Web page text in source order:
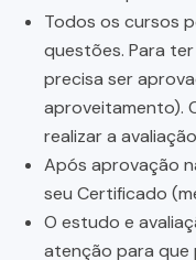
Todos os cursos
questões. Para
precisa ser
aproveitamento).
realizar a
Após aprovação
seu Certificado
O estudo e
atenção para que